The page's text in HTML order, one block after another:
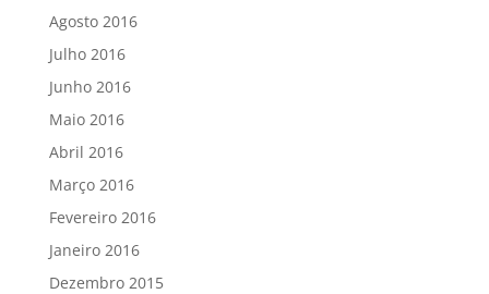
Agosto 2016
Julho 2016
Junho 2016
Maio 2016
Abril 2016
Março 2016
Fevereiro 2016
Janeiro 2016
Dezembro 2015